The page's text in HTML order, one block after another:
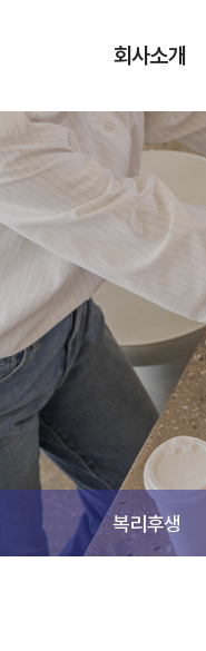
회사소개
인사말
개요 및 연혁
인증서
복리후생